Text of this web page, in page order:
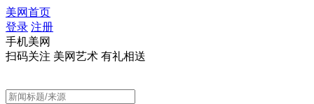
美网首页
登录 注册
手机美网
扫码关注 美网艺术 有礼相送